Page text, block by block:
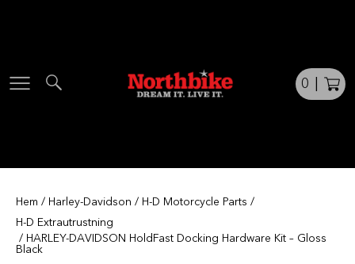
0
Hem / Harley-Davidson / H-D Motorcycle Parts /
H-D Extrautrustning
/ HARLEY-DAVIDSON HoldFast Docking Hardware Kit – Gloss
Black